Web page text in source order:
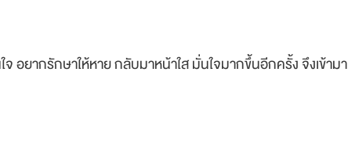
ยากรักษาให้หาย กลับมาหน้าใส มั่นใจมากขึ้นอีกครั้ง จึงเข้ามา